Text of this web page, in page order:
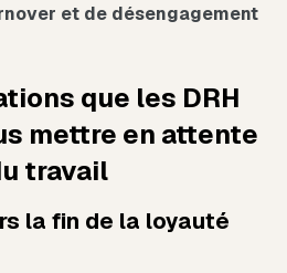
et de désengagement
que les DRH
mettre en attente
travail
la fin de la loyauté